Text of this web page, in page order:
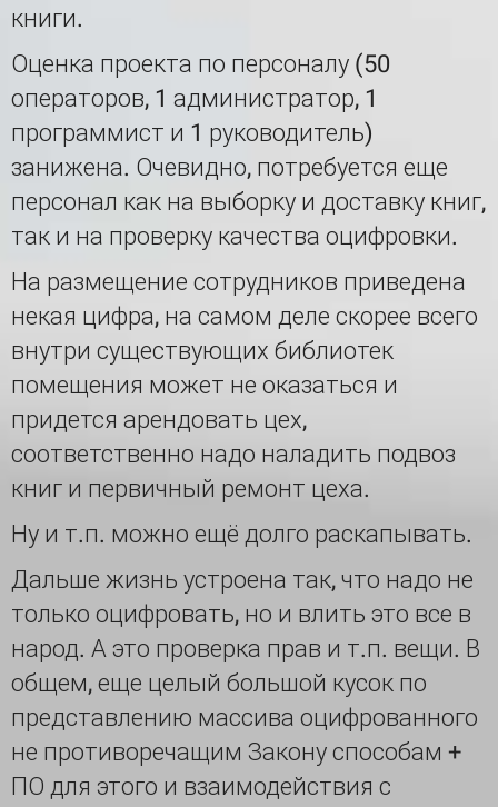
книги.
Оценка проекта по персоналу (50
операторов, 1 администратор, 1
программист и 1 руководитель)
занижена. Очевидно, потребуется еще
персонал как на выборку и доставку книг,
так и на проверку качества оцифровки.
На размещение сотрудников приведена
некая цифра, на самом деле скорее всего
внутри существующих библиотек
помещения может не оказаться и
придется арендовать цех,
соответственно надо наладить подвоз
книг и первичный ремонт цеха.
Ну и т.п. можно ещё долго раскапывать.
Дальше жизнь устроена так, что надо не
только оцифровать, но и влить это все в
народ. А это проверка прав и т.п. вещи. В
общем, еще целый большой кусок по
представлению массива оцифрованного
не противоречащим Закону способам +
ПО для этого и взаимодействия с